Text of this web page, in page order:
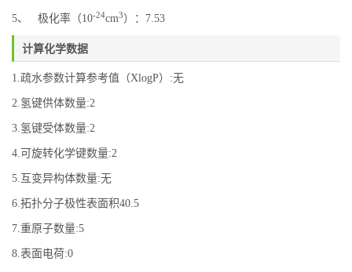
5、 极化率（10-24cm3）：7.53
计算化学数据
1.疏水参数计算参考值（XlogP）:无
2.氢键供体数量:2
3.氢键受体数量:2
4.可旋转化学键数量:2
5.互变异构体数量:无
6.拓扑分子极性表面积40.5
7.重原子数量:5
8.表面电荷:0